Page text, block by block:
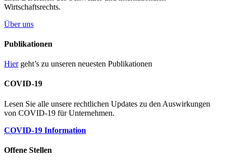
Wirtschaftsrechts.
Über uns
Publikationen
Hiergeht’s zu unseren neuesten Publikationen
COVID-19
Lesen Sie alle unsere rechtlichen Updates zu den Auswirkungen
von COVID-19 für Unternehmen.
COVID-19 Information
Offene Stellen